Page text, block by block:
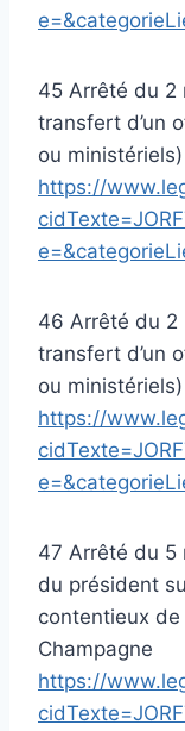
45 Arrêté du 2
transfert d’un
ou ministériels)
https://
46 Arrêté du 2
transfert d’un
ou ministériels)
https://
47 Arrêté du 5
du président
contentieux de
Champagne
https://